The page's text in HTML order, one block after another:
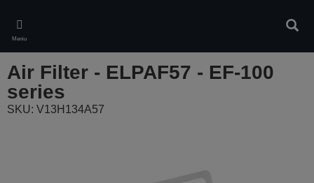
main
content
Meniu
Air Filter - ELPAF57 - EF-100
series
SKU: V13H134A57